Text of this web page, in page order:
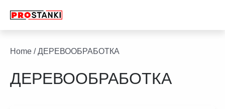
Home / ДЕРЕВООБРАБОТКА
ДЕРЕВООБРАБОТКА